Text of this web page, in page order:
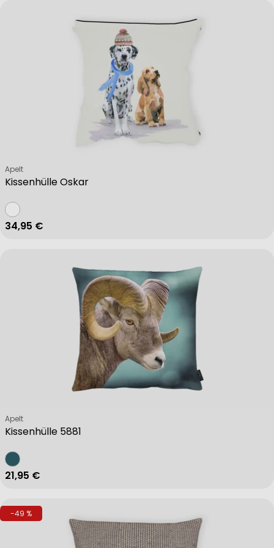
Kissenhülle Oskar
Verkäufer:
Apelt
Regulärer Preis
34,95 €
Kissenhülle 5881
Verkäufer:
Apelt
Regulärer Preis
21,95 €
-49 %